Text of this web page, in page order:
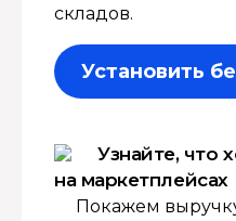
складов.
Установить
Узнайте, что
на маркетплейсах
Покажем